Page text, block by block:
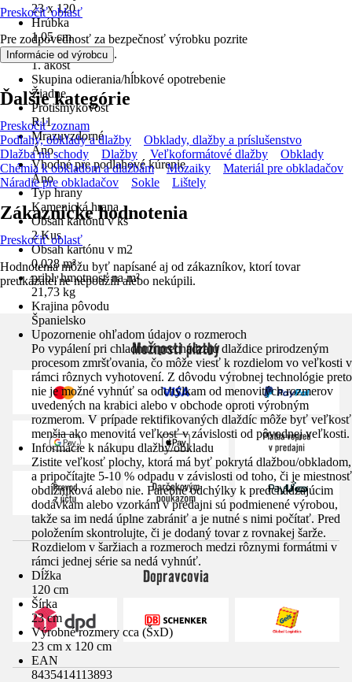
23 x 120
Hrúbka
1,05 cm
Trieda
1. akosť
Skupina odierania/hĺbkové opotrebenie
Žiadne
Protišmykovosť
R11
Mrazuvzdorné
Áno
Vhodné pre podlahové kúrenie
Áno
Typ hrany
Kamenická hrana
Obsah kartónu v ks
2 Kus
Obsah kartónu v m2
0,028 m²
pribl. hmotnosť na m²
21,73 kg
Krajina pôvodu
Španielsko
Upozornenie ohľadom údajov o rozmeroch
Po vypálení pri chladnutí prechádzajú dlaždice prirodzeným
procesom zmršťovania, čo môže viesť k rozdielom vo veľkosti v
rámci rôznych vyhotovení. Z dôvodu výrobnej technológie preto
nie je možné vyhnúť sa odchýlkam od menovitých rozmerov
uvedených na krabici alebo v obchode oproti výrobným
rozmerom. V prípade rektifikovaných dlaždíc môže byť veľkosť
menšia ako menovitá veľkosť v závislosti od pôvodnej veľkosti.
Informácie k nákupu dlažby/obkladu
Zistite veľkosť plochy, ktorá má byť pokrytá dlažbou/obkladom,
a pripočítajte 5-10 % odpadu v závislosti od toho, či je miestnosť
obdĺžniková alebo nie. Farebné odchýlky k predchádzajúcim
dodávkam alebo vzorkám v predajni sú podmienené výrobou,
takže sa im nedá úplne zabrániť a je nutné s nimi počítať. Pred
položením skontrolujte, či je dodaný tovar z rovnakej šarže.
Rozdielom v šaržiach a rozmeroch medzi rôznymi formátmi v
rámci jednej série sa nedá vyhnúť.
Dĺžka
120 cm
Šírka
23 cm
Výrobné rozmery cca (ŠxD)
23 cm x 120 cm
EAN
8435414113893
Preskočiť oblasť
Pre zodpovednosť za bezpečnosť výrobku pozrite
Informácie od výrobcu .
Ďalšie kategórie
Preskočiť zoznam
Podlahy, obklady a dlažby
Obklady, dlažby a príslušenstvo
Dlažba na schody
Dlažby Veľkoformátové dlažby
Obklady
Chémia k obkladom a dlažbám
Mozaiky
Materiál pre obkladačov
Náradie pre obkladačov
Sokle Lištely
Zákaznícke hodnotenia
Preskočiť oblasť
Hodnotenia môžu byť napísané aj od zákazníkov, ktorí tovar
preukázateľne nepoužili alebo nekúpili.
Možnosti platby
Dopravcovia